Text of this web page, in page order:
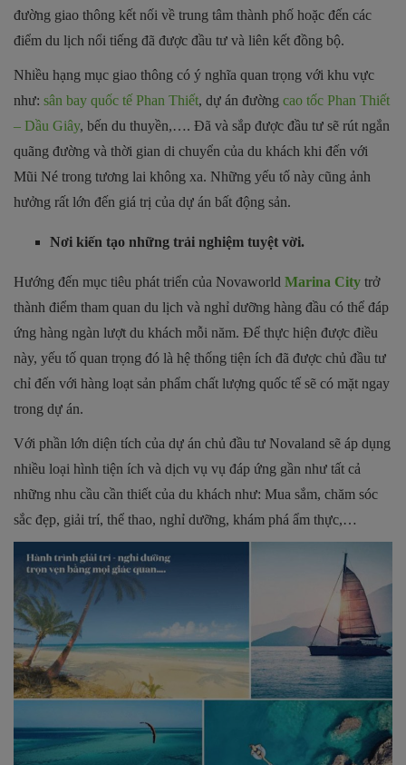
đường giao thông kết nối về trung tâm thành phố hoặc đến các
điểm du lịch nổi tiếng đã được đầu tư và liên kết đồng bộ.
Nhiều hạng mục giao thông có ý nghĩa quan trọng với khu vực
như: sân bay quốc tế Phan Thiết, dự án đường cao tốc Phan Thiết
– Dầu Giây, bến du thuyền,…. Đã và sắp được đầu tư sẽ rút ngắn
quãng đường và thời gian di chuyển của du khách khi đến với
Mũi Né trong tương lai không xa. Những yếu tố này cũng ảnh
hưởng rất lớn đến giá trị của dự án bất động sản.
Nơi kiến tạo những trải nghiệm tuyệt vời.
Hướng đến mục tiêu phát triển của Novaworld Marina City trở
thành điểm tham quan du lịch và nghỉ dưỡng hàng đầu có thể đáp
ứng hàng ngàn lượt du khách mỗi năm. Để thực hiện được điều
này, yếu tố quan trọng đó là hệ thống tiện ích đã được chủ đầu tư
chỉ đến với hàng loạt sản phẩm chất lượng quốc tế sẽ có mặt ngay
trong dự án.
Với phần lớn diện tích của dự án chủ đầu tư Novaland sẽ áp dụng
nhiều loại hình tiện ích và dịch vụ vụ đáp ứng gần như tất cả
những nhu cầu cần thiết của du khách như: Mua sắm, chăm sóc
sắc đẹp, giải trí, thể thao, nghỉ dưỡng, khám phá ẩm thực,…